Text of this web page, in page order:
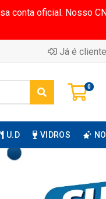
conta oficial. Nosso
Já é
0
U.D VIDROS